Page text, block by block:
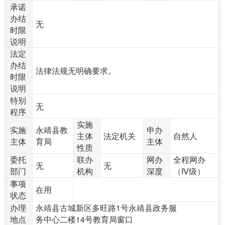
承诺
办结
时限
说明
无
法定
办结
时限
说明
法律法规无明确要求。
特别
程序
无
实施
主体
永靖县教
育局
实施
主体
性质
法定机关
申办
主体
自然人
委托
部门
无
联办
机构
无
网办
深度
全程网办
（Ⅳ级）
事项
状态
在用
办理
地点
永靖县古城新区多旺路1号永靖县政务服
务中心二楼14号教育局窗口